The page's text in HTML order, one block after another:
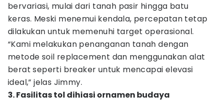
bervariasi, mulai dari tanah pasir hingga batu
keras. Meski menemui kendala, percepatan tetap
dilakukan untuk memenuhi target operasional.
“Kami melakukan penanganan tanah dengan
metode soil replacement dan menggunakan alat
berat seperti breaker untuk mencapai elevasi
ideal,” jelas Jimmy.
3. Fasilitas tol dihiasi ornamen budaya